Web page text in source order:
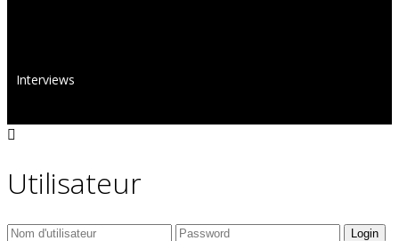
Interviews
Utilisateur